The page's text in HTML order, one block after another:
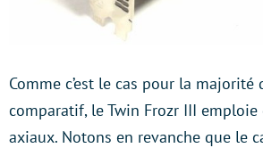
Comme c’est le cas pour la majorité
comparatif, le Twin Frozr III
axiaux. Notons en revanche que le